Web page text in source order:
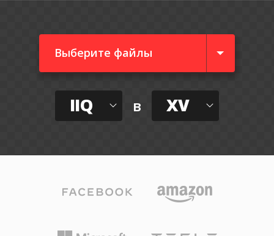
Выберите файлы
IIQ в XV